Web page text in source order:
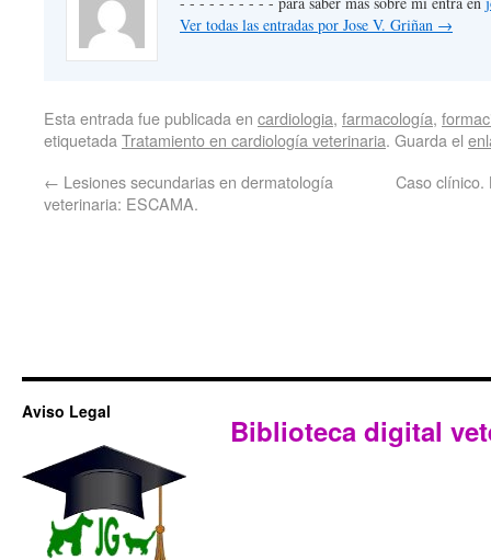
Ver todas las entradas por Jose V. Griñan →
Esta entrada fue publicada en cardiologia, farmacología,
etiquetadaTratamiento en cardiología veterinaria. Guarda el
← Lesiones secundarias en dermatología
veterinaria: ESCAMA.
Caso clínico.
Aviso Legal
Biblioteca digital